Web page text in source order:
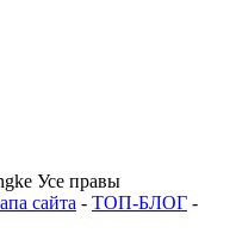
Усе правы
сайта - ТОП-БЛОГ -